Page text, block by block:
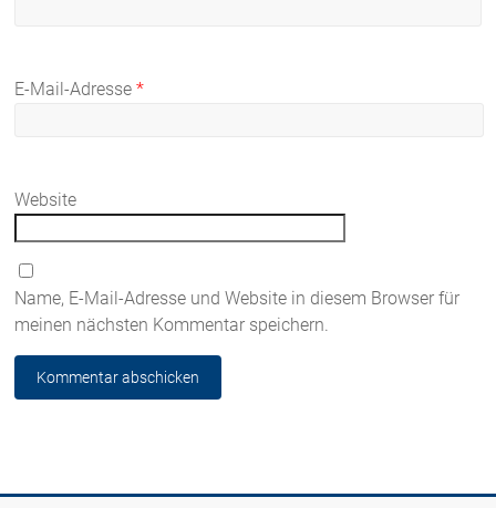
E-Mail-Adresse*
Website
Name, E-Mail-Adresse und Website in diesem Browser für
meinen nächsten Kommentar speichern.